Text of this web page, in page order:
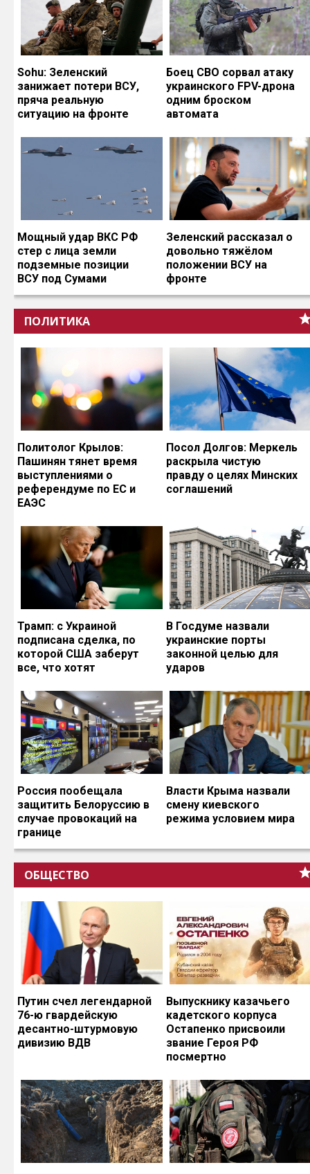
Sohu: Зеленский
занижает потери ВСУ,
пряча реальную
ситуацию на фронте
Боец СВО сорвал атаку
украинского FPV-дрона
одним броском
автомата
Мощный удар ВКС РФ
стер с лица земли
подземные позиции
ВСУ под Сумами
Зеленский рассказал о
довольно тяжёлом
положении ВСУ на
фронте
ПОЛИТИКА
Политолог Крылов:
Пашинян тянет время
выступлениями о
референдуме по ЕС и
ЕАЭС
Посол Долгов: Меркель
раскрыла чистую
правду о целях Минских
соглашений
Трамп: с Украиной
подписана сделка, по
которой США заберут
все, что хотят
В Госдуме назвали
украинские порты
законной целью для
ударов
Россия пообещала
защитить Белоруссию в
случае провокаций на
границе
Власти Крыма назвали
смену киевского
режима условием мира
ОБЩЕСТВО
Путин счел легендарной
76-ю гвардейскую
десантно-штурмовую
дивизию ВДВ
Выпускнику казачьего
кадетского корпуса
Остапенко присвоили
звание Героя РФ
посмертно